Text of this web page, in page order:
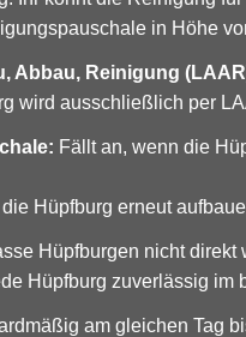
in Höhe
Abbau, Reinigung
wird ausschließlich per
Fällt an, wenn die
Hüpfburg erneut
Hüpfburgen nicht
Hüpfburg zuverlässig im
am gleichen Tag